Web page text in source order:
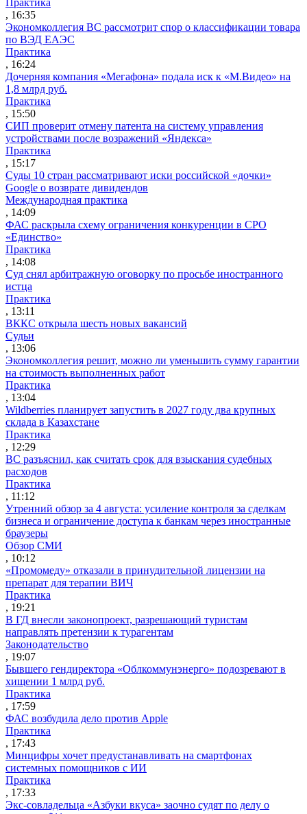
, 16:35
Экономколлегия ВС рассмотрит спор о классификации товара
по ВЭД ЕАЭС
Практика
, 16:24
Дочерняя компания «Мегафона» подала иск к «М.Видео» на
1,8 млрд руб.
Практика
, 15:50
СИП проверит отмену патента на систему управления
устройствами после возражений «Яндекса»
Практика
, 15:17
Суды 10 стран рассматривают иски российской «дочки»
Google о возврате дивидендов
Международная практика
, 14:09
ФАС раскрыла схему ограничения конкуренции в СРО
«Единство»
Практика
, 14:08
Суд снял арбитражную оговорку по просьбе иностранного
истца
Практика
, 13:11
ВККС открыла шесть новых вакансий
Судьи
, 13:06
Экономколлегия решит, можно ли уменьшить сумму гарантии
на стоимость выполненных работ
Практика
, 13:04
Wildberries планирует запустить в 2027 году два крупных
склада в Казахстане
Практика
, 12:29
ВС разъяснил, как считать срок для взыскания судебных
расходов
Практика
, 11:12
Утренний обзор за 4 августа: усиление контроля за сделкам
бизнеса и ограничение доступа к банкам через иностранные
браузеры
Обзор СМИ
, 10:12
«Промомеду» отказали в принудительной лицензии на
препарат для терапии ВИЧ
Практика
, 19:21
В ГД внесли законопроект, разрешающий туристам
направлять претензии к турагентам
Законодательство
, 19:07
Бывшего гендиректора «Облкоммунэнерго» подозревают в
хищении 1 млрд руб.
Практика
, 17:59
ФАС возбудила дело против Apple
Практика
, 17:43
Минцифры хочет предустанавливать на смартфонах
системных помощников с ИИ
Практика
, 17:33
Экс-совладельца «Азбуки вкуса» заочно судят по делу о